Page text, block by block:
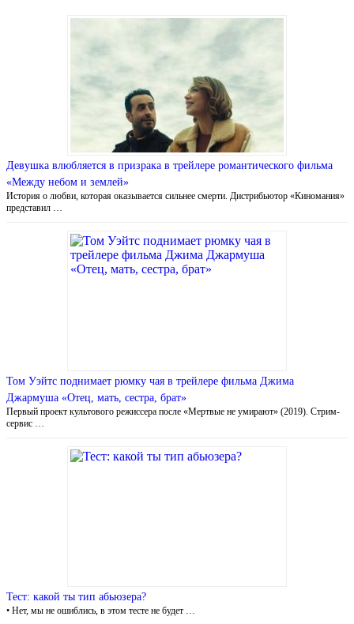
Девушка влюбляется в призрака в трейлере романтического фильма
«Между небом и землей»
История о любви, которая оказывается сильнее смерти. Дистрибьютор «Киномания»
представил …
Том Уэйтс поднимает рюмку чая в трейлере фильма Джима
Джармуша «Отец, мать, сестра, брат»
Первый проект культового режиссера после «Мертвые не умирают» (2019). Стрим-
сервис …
Тест: какой ты тип абьюзера?
• Нет, мы не ошиблись, в этом тесте не будет …